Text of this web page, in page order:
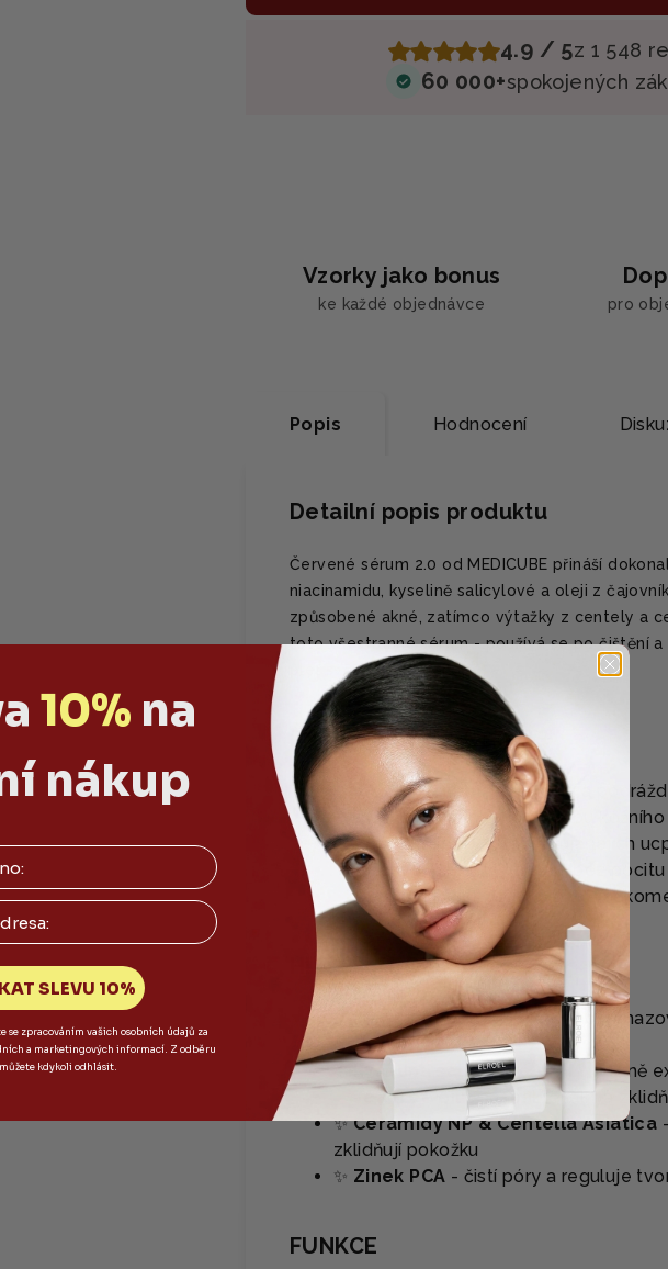
4.9 / 5z 1 548
60 000+spokojených
Vzorky jako bonus
ke každé objednávce pro
Popis Hodnocení
Detailní popis produktu
Červené sérum 2.0 od MEDICUBE přináší
niacinamidu, kyselině salicylové a oleji z
způsobené akné, zatímco výtažky z centely a
toto všestranné sérum - používá se po čištění
pleť svěží a zmatněnou.
PROČ SE TI BUDE LÍBIT?
✅ Viditelně snižuje zarudnutí a
✅ Reguluje nadměrnou tvorbu
✅ Zjemňuje póry a zabraňuje jejich
✅ Dodává lehkou hydrataci bez pocitu
✅ Dermatologicky testováno -
HLAVNÍ SLOŽKY
✨ Niacinamid- reguluje činnost
pleti
✨ Kyselina salicylová - BHA
, jemně
Tea tree oil
- antibakteriální a
✨Ceramidy NP & Centella Asiatica
zklidňují pokožku
✨ Zinek PCA - čistí póry a reguluje
FUNKCE
10% na
nákup
SLEVU 10%
se zpracováním vašich osobních údajů za
a marketingových informací. Z odběru
kdykoli odhlásit.